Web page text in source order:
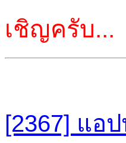
เชิญครับ...
[2367] แอ